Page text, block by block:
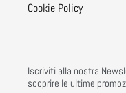
Cookie Policy
Iscriviti alla nostra
scoprire le ultime